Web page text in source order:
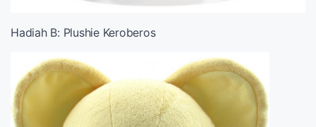
Hadiah B: Plushie Keroberos